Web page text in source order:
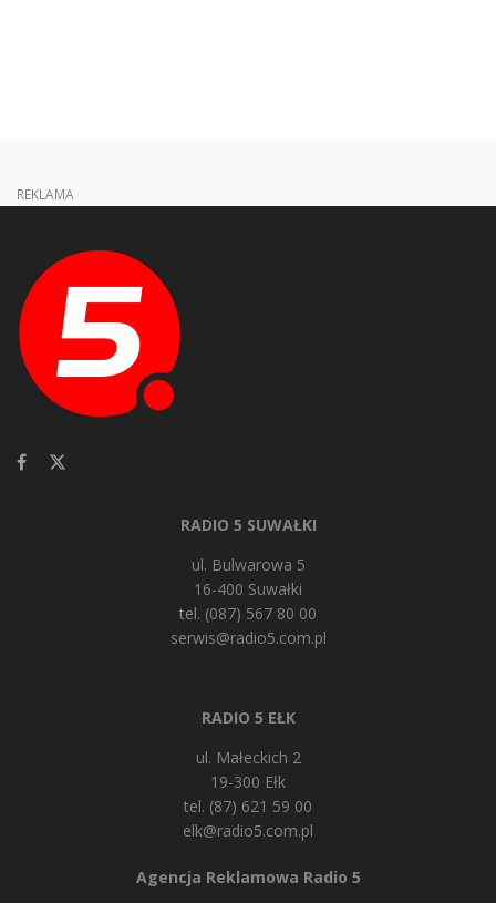
REKLAMA
RADIO 5 SUWAŁKI
ul. Bulwarowa 5
16-400 Suwałki
tel. (087) 567 80 00
serwis@radio5.com.pl
RADIO 5 EŁK
ul. Małeckich 2
19-300 Ełk
tel. (87) 621 59 00
elk@radio5.com.pl
Agencja Reklamowa Radio 5